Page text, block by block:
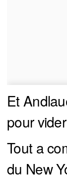
Et
pour
Tout a
du New